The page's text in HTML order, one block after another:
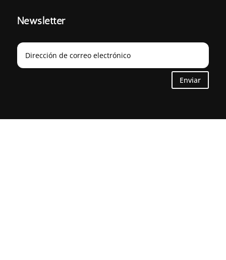
Newsletter
Enviar